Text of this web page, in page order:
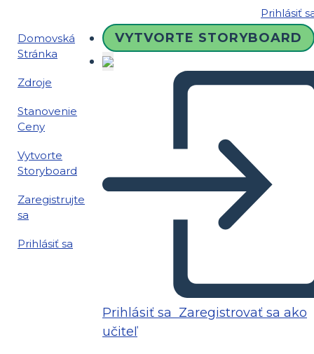
Prihlásiť
Domovská
Stránka
Zdroje
Stanovenie
Ceny
Vytvorte
Storyboard
Zaregistrujte
sa
Prihlásiť sa
VYTVORTE STORYBOARD
Prihlásiť sa Zaregistrovať sa ako
učiteľ